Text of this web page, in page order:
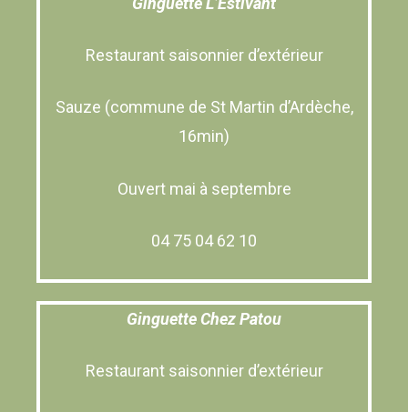
Restaurant saisonnier d’extérieur
Sauze (commune de St Martin d’Ardèche,
16min)
Ouvert mai à septembre
04 75 04 62 10
Ginguette Chez Patou
Restaurant saisonnier d’extérieur